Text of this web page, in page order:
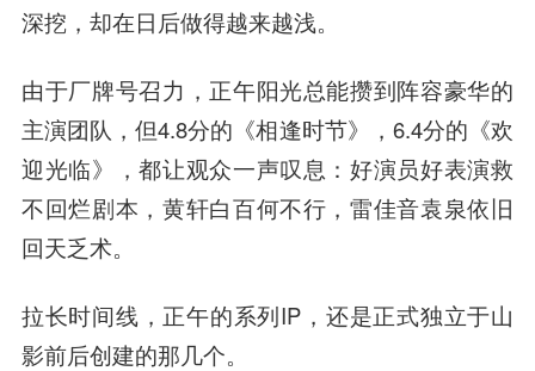
深挖，却在日后做得越来越浅。
由于厂牌号召力，正午阳光总能攒到阵容豪华的
主演团队，但4.8分的《相逢时节》，6.4分的《欢
迎光临》，都让观众一声叹息：好演员好表演救
不回烂剧本，黄轩白百何不行，雷佳音袁泉依旧
回天乏术。
拉长时间线，正午的系列IP，还是正式独立于山
影前后创建的那几个。